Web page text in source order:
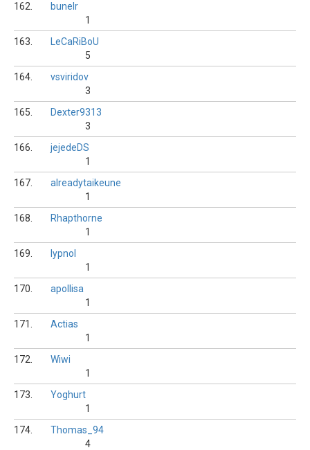
162.
bunelr
1
163.
LeCaRiBoU
5
164.
vsviridov
3
165.
Dexter9313
3
166.
jejedeDS
1
167.
alreadytaikeune
1
168.
Rhapthorne
1
169.
lypnol
1
170.
apollisa
1
171.
Actias
1
172.
Wiwi
1
173.
Yoghurt
1
174.
Thomas_94
4